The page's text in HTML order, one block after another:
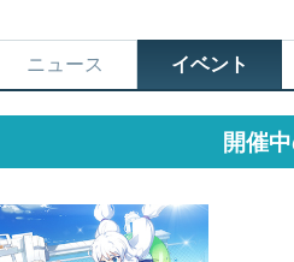
ニュース イベント
開催